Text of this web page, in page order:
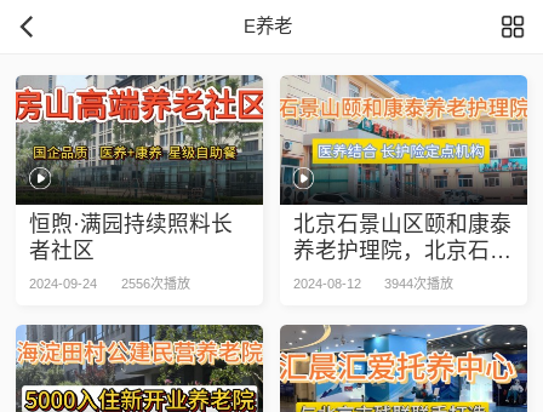
E养老
恒煦·满园持续照料长
者社区
2024-09-24 2556次播放
北京石景山区颐和康泰
养老护理院，北京石景
山区颐和康泰养老护理
2024-08-12 3944次播放